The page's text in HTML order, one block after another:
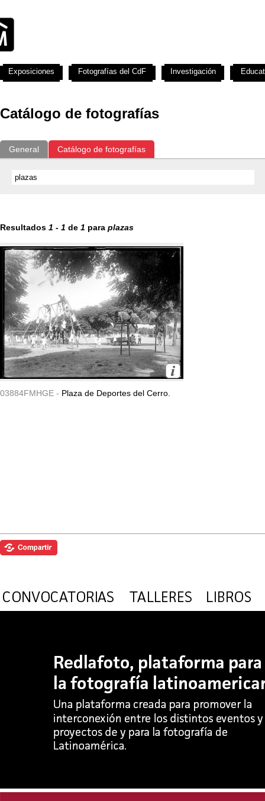
Catálogo de fotografías
General Catálogo de fotografías
Resultados 1 - 1 de 1 para plazas
03884FMHGE - Plaza de Deportes del Cerro.
Exposiciones Fotografías del CdF Investigación